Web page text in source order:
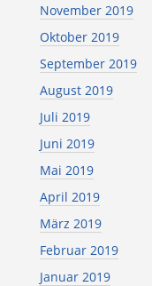
November 2019
Oktober 2019
September 2019
August 2019
Juli 2019
Juni 2019
Mai 2019
April 2019
März 2019
Februar 2019
Januar 2019